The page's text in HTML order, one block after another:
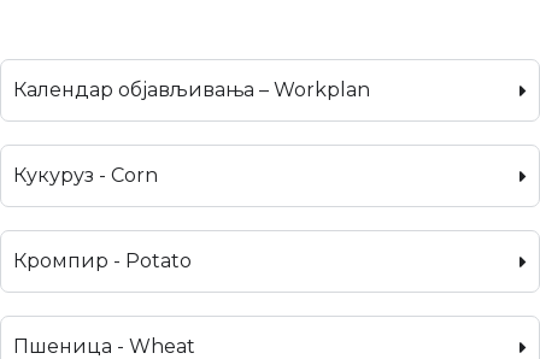
Календар објављивања – Workplan
Кукуруз - Corn
Кромпир - Potato
Пшеница - Wheat